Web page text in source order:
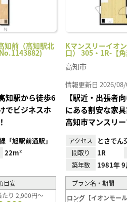
知前（高知駅北
知駅から徒歩6
でビジネスホ
「旭駅前通駅」
22m²
目安
たり 2,900円～
Kマンスリーイオ
口） 305・1R-【
高知市
情報更新日 2026/
【駅近・出張者
にある割安な家
高知市マンスリ
アクセス とさでん
間取り 1R
築年数 1981年 9
プラン名・期間
ロング【イオンモー